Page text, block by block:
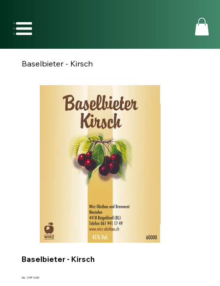
Baselbieter - Kirsch
Baselbieter - Kirsch
Ab Preis
CHF 16.50